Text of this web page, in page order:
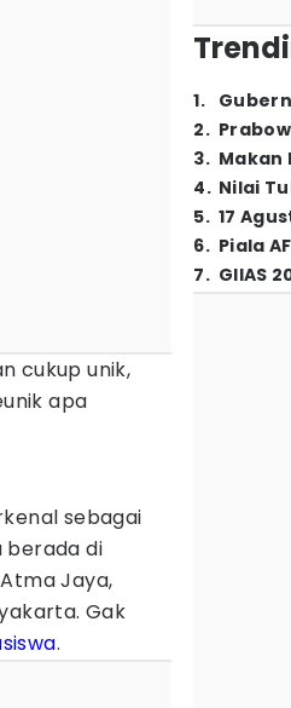
cukup unik,
apa
sebagai
berada di
Jaya,
Gak
.
1.
2.
3. Makan
4. Nilai
5. 17
6. Piala
7. GIIAS